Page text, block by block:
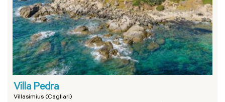
Villa Pedra
Villasimius (Cagliari)